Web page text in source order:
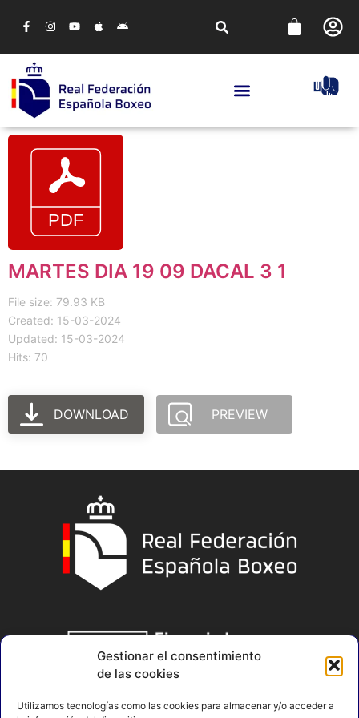
Gestionar el consentimiento
de las cookies
Utilizamos tecnologías como las cookies para almacenar y/o acceder a
MARTES DIA 19 09 DACAL 3 1
File size: 79.93 KB
Created: 15-03-2024
Updated: 15-03-2024
Hits: 70
DOWNLOAD PREVIEW